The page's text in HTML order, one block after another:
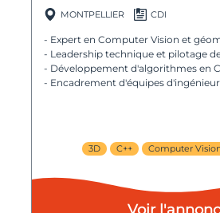
MONTPELLIER CDI
- Expert en Computer Vision et
- Leadership technique et pilotage
- Développement d'algorithmes en
- Encadrement d'équipes
3D C++ Computer